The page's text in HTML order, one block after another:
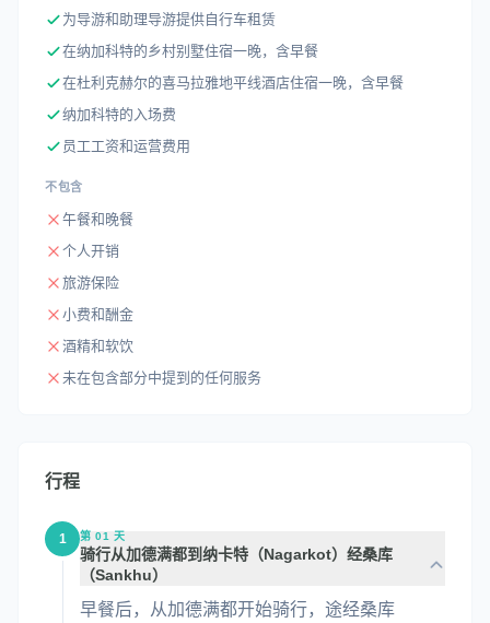
为导游和助理导游提供自行车租赁
在纳加科特的乡村别墅住宿一晚，含早餐
在杜利克赫尔的喜马拉雅地平线酒店住宿一晚，含早餐
纳加科特的入场费
员工工资和运营费用
不包含
午餐和晚餐
个人开销
旅游保险
小费和酬金
酒精和软饮
未在包含部分中提到的任何服务
行程
1 第 01 天
骑行从加德满都到纳卡特（Nagarkot）经桑库
（Sankhu）
早餐后，从加德满都开始骑行，途经桑库